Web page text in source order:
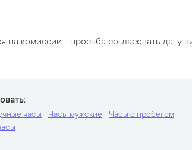
на комиссии - просьба согласовать дату
часы Часы мужские
Часы с пробегом